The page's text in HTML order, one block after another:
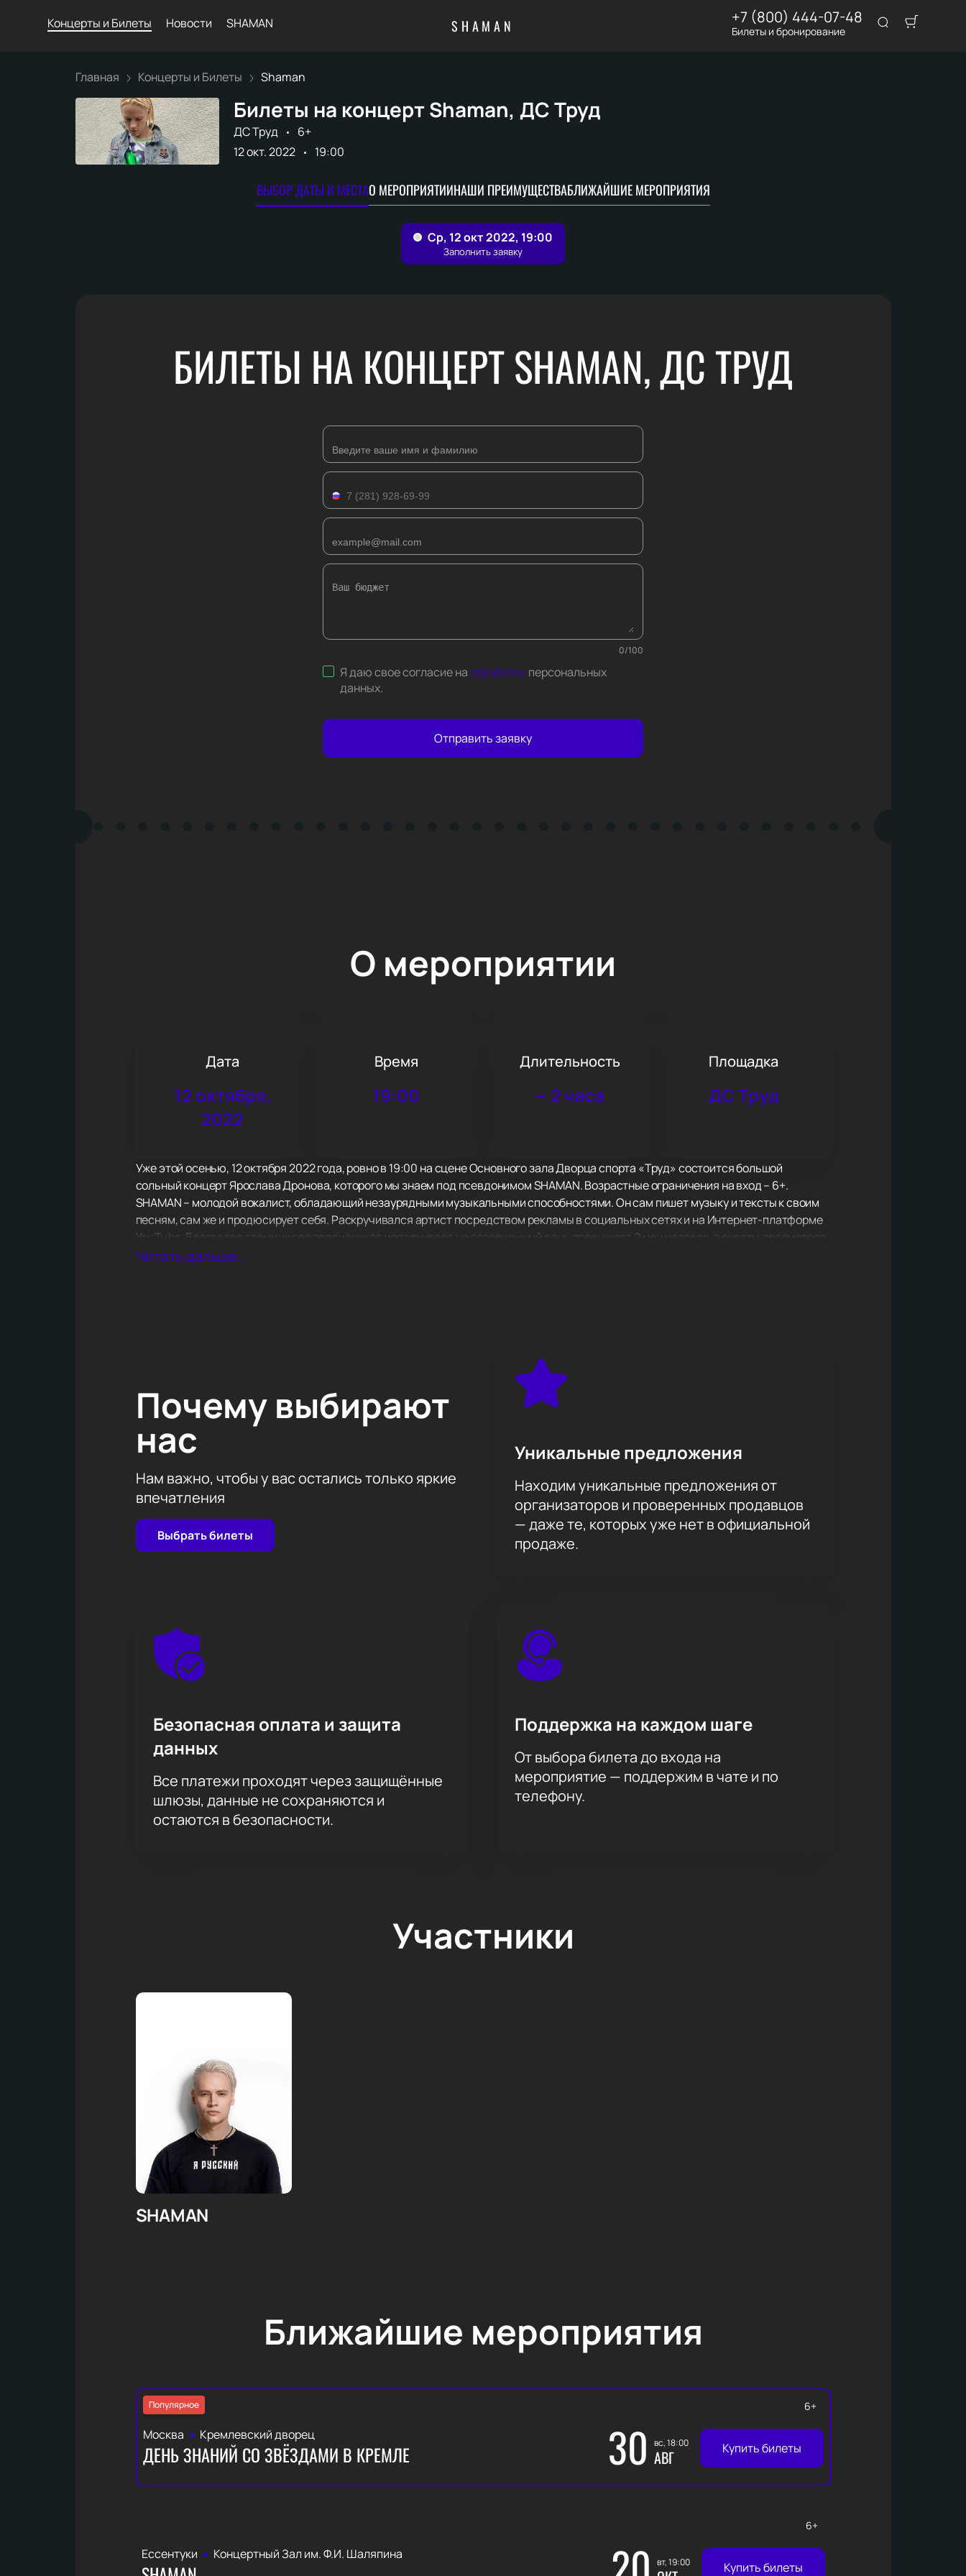
SHAMAN
Концерты и Билеты Новости SHAMAN +7 (800) 444-07-48
Билеты и бронирование
Главная Концерты и Билеты Shaman
Билеты на концерт Shaman, ДС Труд
ДС Труд
6+
12 окт. 2022
19:00
ВЫБОР ДАТЫ И МЕСТАО МЕРОПРИЯТИИНАШИ ПРЕИМУЩЕСТВАБЛИЖАЙШИЕ МЕРОПРИЯТИЯ
БИЛЕТЫ НА КОНЦЕРТ SHAMAN, ДС ТРУД
0/100
Я даю свое согласие наобработкуперсональных
данных.
Отправить заявку
О мероприятии
Дата
12 октября,
2022
Время
19:00
Длительность
~ 2 часа
Площадка
ДС Труд
Уже этой осенью, 12 октября 2022 года, ровно в 19:00 на сцене Основного зала Дворца спорта «Труд» состоится большой
сольный концерт Ярослава Дронова, которого мы знаем под псевдонимом SHAMAN. Возрастные ограничения на вход – 6+.
SHAMAN – молодой вокалист, обладающий незаурядными музыкальными способностями. Он сам пишет музыку и тексты к своим
песням, сам же и продюсирует себя. Раскручивался артист посредством рекламы в социальных сетях и на Интернет-платформе
YouTube. Благодаря этому число подписчиков исполнителя на сегодняшний день превышает 2 млн человек, а охваты просмотров
видео в сети – 200 млн. Треки певца регулярно звучат в эфире различных радиостанций страны. Наибольшей популярностью
Читать дальше...
Почему выбирают
нас
Нам важно, чтобы у вас остались только яркие
впечатления
Выбрать билеты
Уникальные предложения
Находим уникальные предложения от
организаторов и проверенных продавцов
— даже те, которых уже нет в официальной
продаже.
Безопасная оплата и защита
данных
Все платежи проходят через защищённые
шлюзы, данные не сохраняются и
остаются в безопасности.
Поддержка на каждом шаге
От выбора билета до входа на
мероприятие — поддержим в чате и по
телефону.
Участники
SHAMAN
Ближайшие мероприятия
Популярное
Москва Кремлевский дворец
ДЕНЬ ЗНАНИЙ СО ЗВЁЗДАМИ В КРЕМЛЕ 30 вс, 18:00
АВГ
6+
Купить билеты
Ессентуки Концертный Зал им. Ф.И. Шаляпина
вт, 19:00
6+
Купить билеты